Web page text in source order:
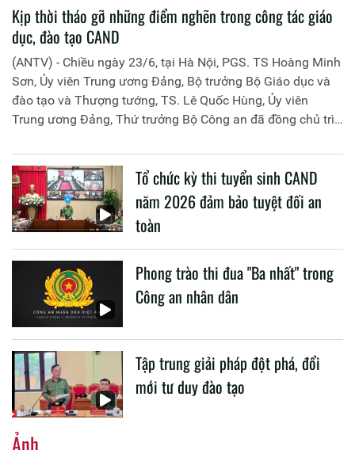
Kịp thời tháo gỡ những điểm nghẽn trong công tác giáo
dục, đào tạo CAND
(ANTV) - Chiều ngày 23/6, tại Hà Nội, PGS. TS Hoàng Minh
Sơn, Ủy viên Trung ương Đảng, Bộ trưởng Bộ Giáo dục và
đào tạo và Thượng tướng, TS. Lê Quốc Hùng, Ủy viên
Trung ương Đảng, Thứ trưởng Bộ Công an đã đồng chủ trì
liên quan đến công tác giáo dục và đào tạo của lực lượng
CAND.
Tổ chức kỳ thi tuyển sinh CAND
năm 2026 đảm bảo tuyệt đối an
toàn
Phong trào thi đua "Ba nhất" trong
Công an nhân dân
Tập trung giải pháp đột phá, đổi
mới tư duy đào tạo
Ảnh